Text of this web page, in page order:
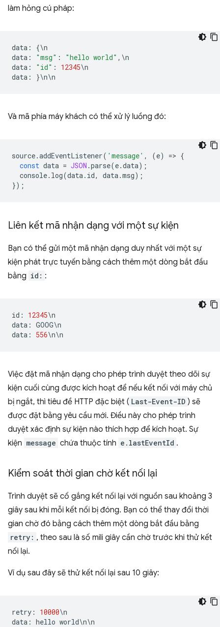
làm hỏng cú pháp:
data : {\n
data : "msg" : "hello world" , \n
data : "id" : 12345\n
data : }\n\n
Và mã phía máy khách có thể xử lý luồng đó:
source.addEventListener( 'message' , (e) => {
const data = JSON .parse(e.data);
console. log(data. id, data.msg);
});
Liên kết mã nhận dạng với một sự kiện
Bạn có thể gửi một mã nhận dạng duy nhất với một sự
kiện phát trực tuyến bằng cách thêm một dòng bắt đầu
bằng id: :
id : 12345\n
data : GOOG\n
data : 556\n\n
Việc đặt mã nhận dạng cho phép trình duyệt theo dõi sự
kiện cuối cùng được kích hoạt để nếu kết nối với máy chủ
bị ngắt, thì tiêu đề HTTP đặc biệt ( Last-Event-ID ) sẽ
được đặt bằng yêu cầu mới. Điều này cho phép trình
duyệt xác định sự kiện nào thích hợp để kích hoạt. Sự
kiện message chứa thuộc tính e.lastEventId .
Kiểm soát thời gian chờ kết nối lại
Trình duyệt sẽ cố gắng kết nối lại với nguồn sau khoảng 3
giây sau khi mỗi kết nối bị đóng. Bạn có thể thay đổi thời
gian chờ đó bằng cách thêm một dòng bắt đầu bằng
retry: , theo sau là số mili giây cần chờ trước khi thử kết
nối lại.
Ví dụ sau đây sẽ thử kết nối lại sau 10 giây:
retry : 10000\n
data : hello world\n\n